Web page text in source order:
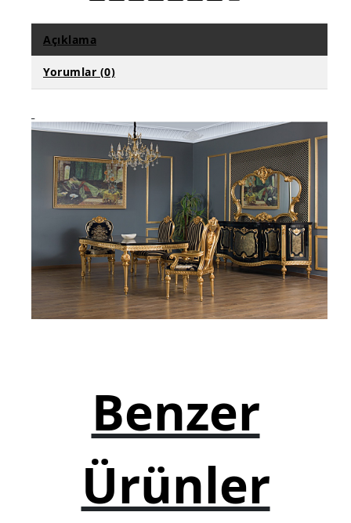
TV Ünitesi
Ahşap Çiçeklik & Saksılık
Josefin Koltuk
Genç Mobilyası
Baza
Yatak Başlığı
TV Sehpası
Açıklama
Yorumlar (0)
Benzer
Ürünler